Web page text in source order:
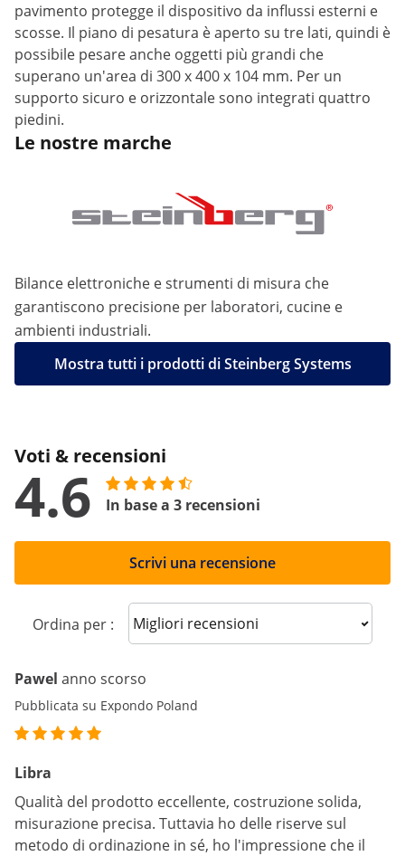
pavimento protegge il dispositivo da influssi esterni e
scosse. Il piano di pesatura è aperto su tre lati, quindi è
possibile pesare anche oggetti più grandi che
superano un'area di 300 x 400 x 104 mm. Per un
supporto sicuro e orizzontale sono integrati quattro
piedini.
Le nostre marche
Bilance elettroniche e strumenti di misura che
garantiscono precisione per laboratori, cucine e
ambienti industriali.
Mostra tutti i prodotti di Steinberg Systems
Voti & recensioni
4.6 In base a 3 recensioni
Scrivi una recensione
Ordina per : Sort reviews
Pawel anno scorso
Pubblicata su Expondo Poland
Libra
Qualità del prodotto eccellente, costruzione solida,
misurazione precisa. Tuttavia ho delle riserve sul
metodo di ordinazione in sé, ho l'impressione che il